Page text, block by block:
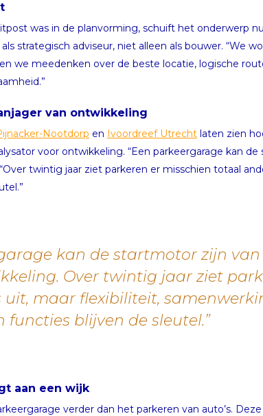
was in de planvorming, schuift het onderwerp
strategisch adviseur, niet alleen als bouwer. “We
we meedenken over de beste locatie, logische
van ontwikkeling
Nootdorp en Ivoordreef Utrecht laten zien
voor ontwikkeling. “Een parkeergarage kan
twintig jaar ziet parkeren er misschien totaal
kan de startmotor zijn van
Over twintig jaar ziet
maar flexibiliteit,
blijven de sleutel.”
aan een wijk
verder dan het parkeren van auto’s.